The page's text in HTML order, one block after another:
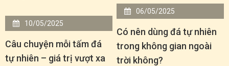
10/05/2025
Câu chuyện mỗi tấm đá
tự nhiên – giá trị vượt xa
06/05/2025
Có nên dùng đá tự nhiên
trong không gian ngoài
trời không?